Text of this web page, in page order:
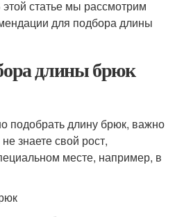
статье мы рассмотрим
для подбора длины
длины брюк
подобрать длину брюк, важно
знаете свой рост,
месте, например, в